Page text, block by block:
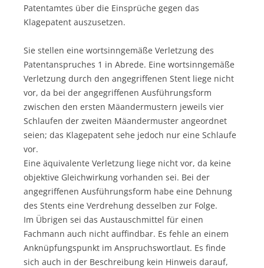
Patentamtes über die Einsprüche gegen das
Klagepatent auszusetzen.
Sie stellen eine wortsinngemäße Verletzung des
Patentanspruches 1 in Abrede. Eine wortsinngemäße
Verletzung durch den angegriffenen Stent liege nicht
vor, da bei der angegriffenen Ausführungsform
zwischen den ersten Mäandermustern jeweils vier
Schlaufen der zweiten Mäandermuster angeordnet
seien; das Klagepatent sehe jedoch nur eine Schlaufe
vor.
Eine äquivalente Verletzung liege nicht vor, da keine
objektive Gleichwirkung vorhanden sei. Bei der
angegriffenen Ausführungsform habe eine Dehnung
des Stents eine Verdrehung desselben zur Folge.
Im Übrigen sei das Austauschmittel für einen
Fachmann auch nicht auffindbar. Es fehle an einem
Anknüpfungspunkt im Anspruchswortlaut. Es finde
sich auch in der Beschreibung kein Hinweis darauf,